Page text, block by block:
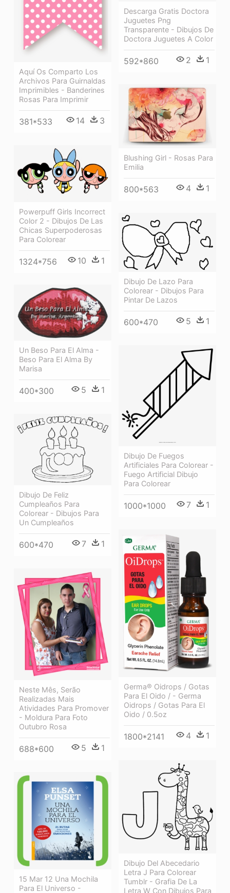
Descarga Gratis Doctora
Juguetes Png
Transparente - Dibujos De
Doctora Juguetes A Color
592*860 2 1
Aquí Os Comparto Los
Archivos Para Guirnaldas
Imprimibles - Banderines
Rosas Para Imprimir
381*533 14 3
Blushing Girl - Rosas Para
Emilia
800*563 4 1
Powerpuff Girls Incorrect
Color 2 - Dibujos De Las
Chicas Superpoderosas
Para Colorear
1324*756 10 1
Dibujo De Lazo Para
Colorear - Dibujos Para
Pintar De Lazos
600*470 5 1
Un Beso Para El Alma -
Beso Para El Alma By
Marisa
400*300 5 1
Dibujo De Fuegos
Artificiales Para Colorear -
Fuego Artificial Dibujo
Para Colorear
1000*1000 7 1
Dibujo De Feliz
Cumpleaños Para
Colorear - Dibujos Para
Un Cumpleaños
600*470 7 1
Germa® Oidrops / Gotas
Para El Oido / - Germa
Oidrops / Gotas Para El
Oido / 0.5oz
1800*2141 4 1
Neste Mês, Serão
Realizadas Mais
Atividades Para Promover
- Moldura Para Foto
Outubro Rosa
688*600 5 1
Dibujo Del Abecedario
Letra J Para Colorear
Tumblr - Grafia De La
Letra W Con Dibujos Para
15 Mar 12 Una Mochila
Para El Universo -